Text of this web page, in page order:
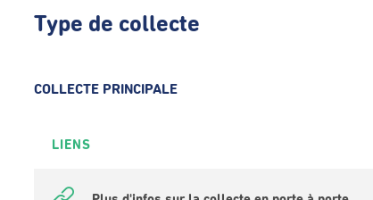
Type de collecte
COLLECTE PRINCIPALE
LIENS